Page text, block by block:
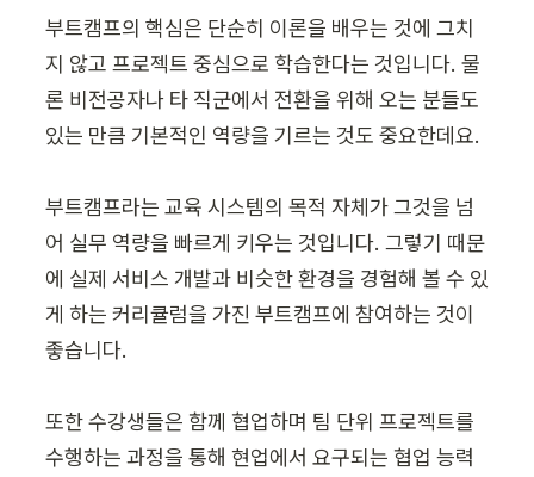
부트캠프의 핵심은 단순히 이론을 배우는 것에 그치
지 않고 프로젝트 중심으로 학습한다는 것입니다. 물
론 비전공자나 타 직군에서 전환을 위해 오는 분들도
있는 만큼 기본적인 역량을 기르는 것도 중요한데요.
부트캠프라는 교육 시스템의 목적 자체가 그것을 넘
어 실무 역량을 빠르게 키우는 것입니다. 그렇기 때문
에 실제 서비스 개발과 비슷한 환경을 경험해 볼 수 있
게 하는 커리큘럼을 가진 부트캠프에 참여하는 것이
좋습니다.
또한 수강생들은 함께 협업하며 팀 단위 프로젝트를
수행하는 과정을 통해 현업에서 요구되는 협업 능력